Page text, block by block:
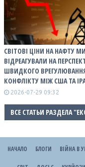
СВІТОВІ ЦІНИ НА НАФТУ
ВІДРЕАГУВАЛИ НА
ШВИДКОГО
КОНФЛІКТУ МІЖ США ТА
2026-07-29 09:32
ВСЕ СТАТЬИ РАЗДЕЛА
НАЧАЛО БЛОГИ ВІЙНА В